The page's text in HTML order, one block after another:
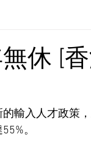
休 [
輸入人才政策
。